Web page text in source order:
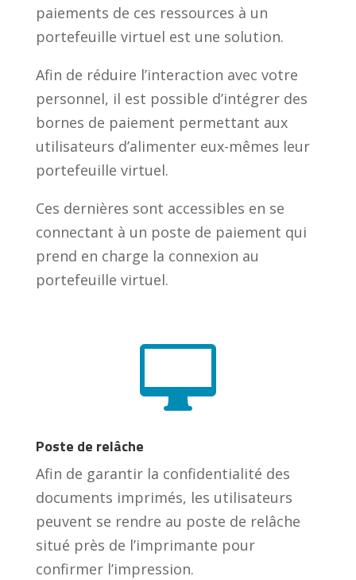
paiements de ces ressources à un
portefeuille virtuel est une solution.
Afin de réduire l’interaction avec votre
personnel, il est possible d’intégrer des
bornes de paiement permettant aux
utilisateurs d’alimenter eux-mêmes leur
portefeuille virtuel.
Ces dernières sont accessibles en se
connectant à un poste de paiement qui
prend en charge la connexion au
portefeuille virtuel.

Poste de relâche
Afin de garantir la confidentialité des
documents imprimés, les utilisateurs
peuvent se rendre au poste de relâche
situé près de l’imprimante pour
confirmer l’impression.